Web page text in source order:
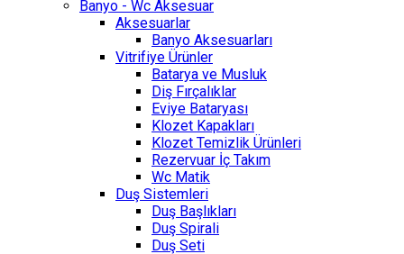
Banyo - Wc Aksesuar
Aksesuarlar
Banyo Aksesuarları
Vitrifiye Ürünler
Batarya ve Musluk
Diş Fırçalıklar
Eviye Bataryası
Klozet Kapakları
Klozet Temizlik Ürünleri
Rezervuar İç Takım
Wc Matik
Duş Sistemleri
Duş Başlıkları
Duş Spirali
Duş Seti